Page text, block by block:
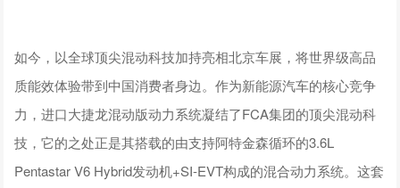
如今，以全球顶尖混动科技加持亮相北京车展，将世界级高品
质能效体验带到中国消费者身边。作为新能源汽车的核心竞争
力，进口大捷龙混动版动力系统凝结了FCA集团的顶尖混动科
技，它的之处正是其搭载的由支持阿特金森循环的3.6L
Pentastar V6 Hybrid发动机+SI-EVT构成的混合动力系统。这套